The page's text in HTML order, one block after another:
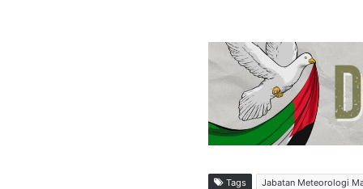
Tags Jabatan Meteorologi